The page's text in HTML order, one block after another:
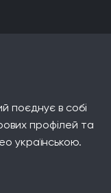
поєднує в собі
профілей та
українською.